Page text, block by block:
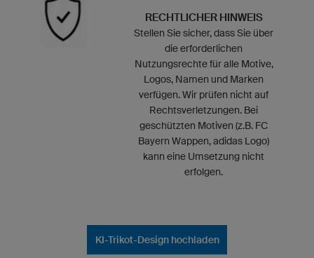
RECHTLICHER HINWEIS
Stellen Sie sicher, dass Sie über
die erforderlichen
Nutzungsrechte für alle Motive,
Logos, Namen und Marken
verfügen. Wir prüfen nicht auf
Rechtsverletzungen. Bei
geschützten Motiven (z.B. FC
Bayern Wappen, adidas Logo)
kann eine Umsetzung nicht
erfolgen.
KI-Trikot-Design hochladen